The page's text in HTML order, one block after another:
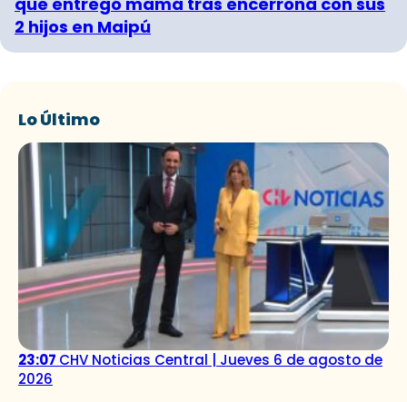
2 hijos en Maipú
Lo Último
23:07 CHV Noticias Central | Jueves 6 de agosto de
2026